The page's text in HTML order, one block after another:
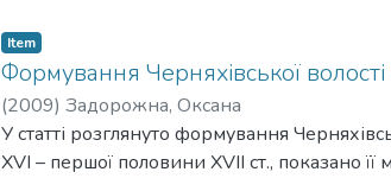
Item
Формування Черняхівської
(2009) Задорожна, Оксана
У статті розглянуто формування
XVI – першої половини XVII ст., показано